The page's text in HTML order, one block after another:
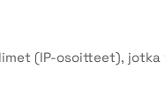
(IP-osoitteet),